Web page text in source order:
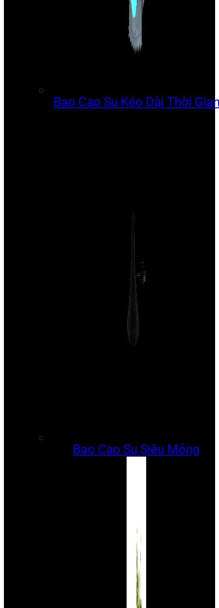
Bao Cao Su Kéo Dài Thời
Bao Cao Su Siêu Mỏng